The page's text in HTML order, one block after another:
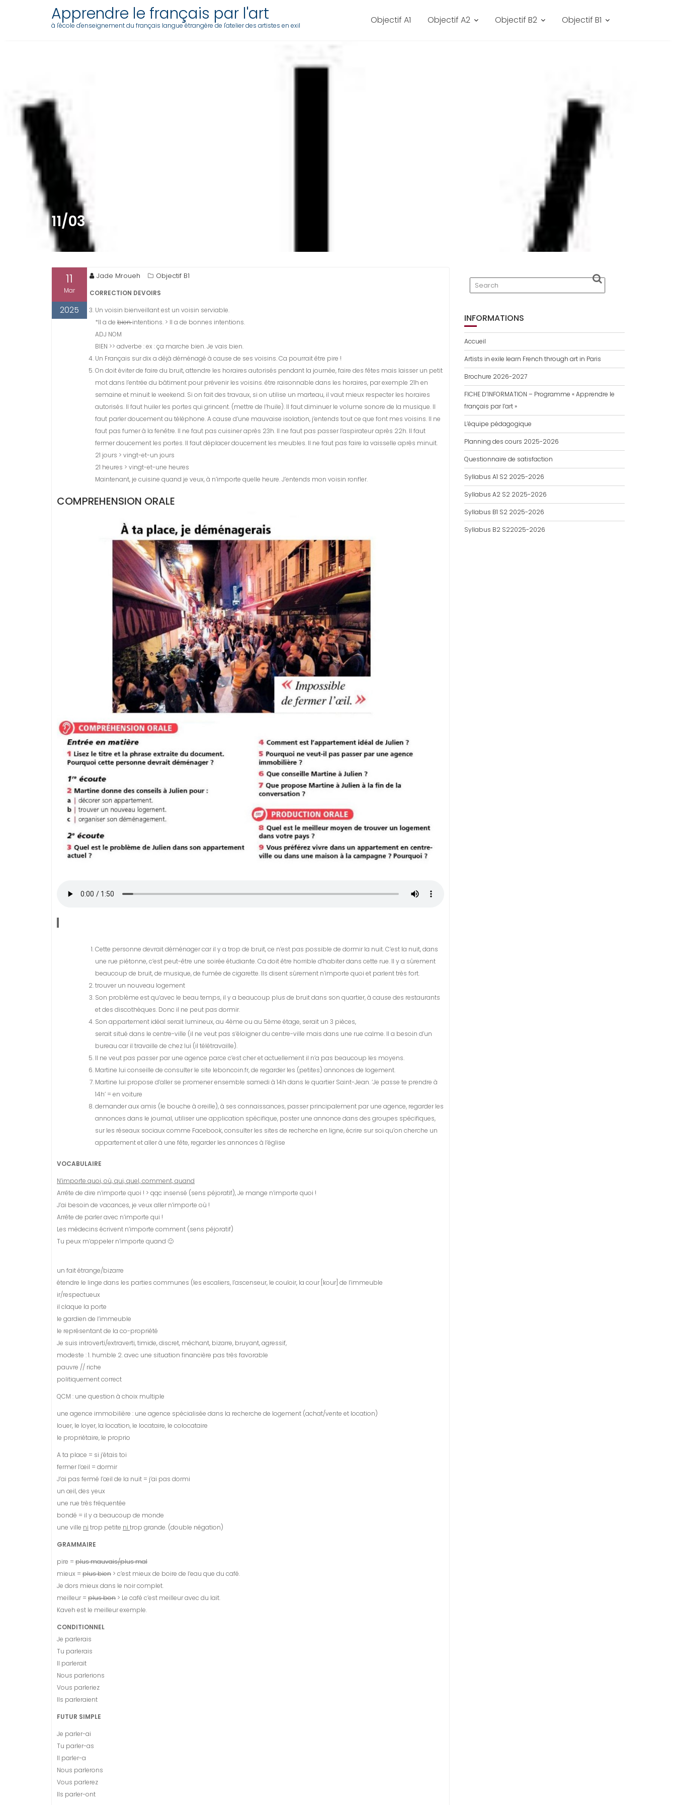
Apprendre le français par l'art
à l'école d'enseignement du français langue étrangère de l'atelier des artistes en exil Objectif A1 Objectif A2 Objectif B2 Objectif B1
11/03 – LE BOUCHE À OREILLE
11
Mar
2025
Jade Mroueh Objectif B1
CORRECTION DEVOIRS
Un voisin bienveillant est un voisin serviable.
*Il a de bienintentions. > Il a de bonnes intentions.
ADJ NOM
BIEN >> adverbe : ex : ça marche bien. Je vais bien.
Un Français sur dix a déjà déménagé à cause de ses voisins. Ca pourrait être pire !
On doit éviter de faire du bruit, attendre les horaires autorisés pendant la journée, faire des fêtes mais laisser un petit
mot dans l’entrée du bâtiment pour prévenir les voisins. être raisonnable dans les horaires, par exemple 21h en
semaine et minuit le weekend. Si on fait des travaux, si on utilise un marteau, il vaut mieux respecter les horaires
autorisés. Il faut huiler les portes qui grincent. (mettre de l’huile). Il faut diminuer le volume sonore de la musique. Il
faut parler doucement au téléphone. A cause d’une mauvaise isolation, j’entends tout ce que font mes voisins. Il ne
faut pas fumer à la fenêtre. Il ne faut pas cuisiner après 23h. Il ne faut pas passer l’aspirateur après 22h. Il faut
fermer doucement les portes. Il faut déplacer doucement les meubles. Il ne faut pas faire la vaisselle après minuit.
21 jours > vingt-et-un jours
21 heures > vingt-et-une heures
Maintenant, je cuisine quand je veux, à n’importe quelle heure. J’entends mon voisin ronfler.
COMPREHENSION ORALE
Cette personne devrait déménager car il y a trop de bruit, ce n’est pas possible de dormir la nuit. C’est la nuit, dans
une rue piétonne, c’est peut-être une soirée étudiante. Ca doit être horrible d’habiter dans cette rue. Il y a sûrement
beaucoup de bruit, de musique, de fumée de cigarette. Ils disent sûrement n’importe quoi et parlent très fort.
trouver un nouveau logement
Son problème est qu’avec le beau temps, il y a beaucoup plus de bruit dans son quartier, à cause des restaurants
et des discothèques. Donc il ne peut pas dormir.
Son appartement idéal serait lumineux, au 4ème ou au 5ème étage, serait un 3 pièces,
serait situé dans le centre-ville (il ne veut pas s’éloigner du centre-ville mais dans une rue calme. Il a besoin d’un
bureau car il travaille de chez lui (il télétravaille).
Il ne veut pas passer par une agence parce c’est cher et actuellement il n’a pas beaucoup les moyens.
Martine lui conseille de consulter le site leboncoin.fr, de regarder les (petites) annonces de logement.
Martine lui propose d’aller se promener ensemble samedi à 14h dans le quartier Saint-Jean. ‘Je passe te prendre à
14h’ = en voiture
demander aux amis (le bouche à oreille), à ses connaissances, passer principalement par une agence, regarder les
annonces dans le journal, utiliser une application spécifique, poster une annonce dans des groupes spécifiques,
sur les réseaux sociaux comme Facebook, consulter les sites de recherche en ligne, écrire sur soi qu’on cherche un
appartement et aller à une fête, regarder les annonces à l’église
VOCABULAIRE
N’importe quoi, où, qui, quel, comment, quand
Arrête de dire n’importe quoi ! > qqc insensé (sens péjoratif), Je mange n’importe quoi !
J’ai besoin de vacances, je veux aller n’importe où !
Arrête de parler avec n’importe qui !
Les médecins écrivent n’importe comment (sens péjoratif)
Tu peux m’appeler n’importe quand 🙂
un fait étrange/bizarre
étendre le linge dans les parties communes (les escaliers, l’ascenseur, le couloir, la cour [kour] de l’immeuble
ir/respectueux
il claque la porte
le gardien de l’immeuble
le représentant de la co-propriété
Je suis introverti/extraverti, timide, discret, méchant, bizarre, bruyant, agressif,
modeste : 1. humble 2. avec une situation financière pas très favorable
pauvre // riche
politiquement correct
QCM : une question à choix multiple
une agence immobilière : une agence spécialisée dans la recherche de logement (achat/vente et location)
louer, le loyer, la location, le locataire, le colocataire
le propriétaire, le proprio
A ta place = si j’étais toi
fermer l’œil = dormir
J’ai pas fermé l’œil de la nuit = j’ai pas dormi
un œil, des yeux
une rue très fréquentée
bondé = il y a beaucoup de monde
une ville ni trop petite ni trop grande. (double négation)
GRAMMAIRE
pire = plus mauvais/plus mal
mieux = plus bien > c’est mieux de boire de l’eau que du café.
Je dors mieux dans le noir complet.
meilleur = plus bon > Le café c’est meilleur avec du lait.
Kaveh est le meilleur exemple.
CONDITIONNEL
Je parlerais
Tu parlerais
Il parlerait
Nous parlerions
Vous parleriez
Ils parleraient
FUTUR SIMPLE
Je parler-ai
Tu parler-as
Il parler-a
Nous parlerons
Vous parlerez
Ils parler-ont
INFORMATIONS
Accueil
Artists in exile learn French through art in Paris
Brochure 2026-2027
FICHE D’INFORMATION – Programme « Apprendre le
français par l’art »
L’équipe pédagogique
Planning des cours 2025-2026
Questionnaire de satisfaction
Syllabus A1 S2 2025-2026
Syllabus A2 S2 2025-2026
Syllabus B1 S2 2025-2026
Syllabus B2 S22025-2026